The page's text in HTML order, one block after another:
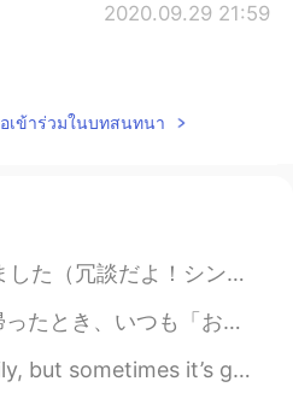
2020.09.29 21:59
ューでローストビー
ーでローストビーフ
れしかっ た
2020.09.29 21:57
อเข้าร่วมในบทสนทนา
ぎりなどの日本食や日本製品も販売してる！ 中野梅酒は小瓶15ドル（1234.06円）💦 カレー食べ物も$...
chan always says "Welcome back" when he gets home. ※しんちゃんを描...
to just put it down and open your eyes to see the b...